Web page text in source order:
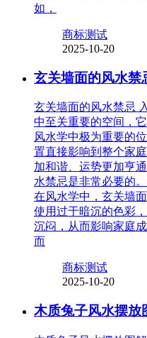
如，
商标测试
2025-10-20
玄关墙面的风水禁
玄关墙面的风水禁忌
中至关重要的空间，
风水学中极为重要的
置直接影响到整个家
加和谐、运势更加亨
水禁忌是非常必要的
在风水学中，玄关墙
使用过于暗沉的色彩
沉闷，从而影响家庭
而
商标测试
2025-10-20
木质兔子风水摆放